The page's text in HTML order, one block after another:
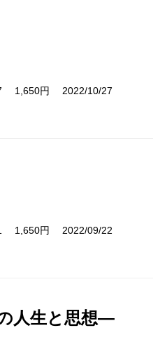
1,650円 2022/10/27
1,650円 2022/09/22
人生と思想―